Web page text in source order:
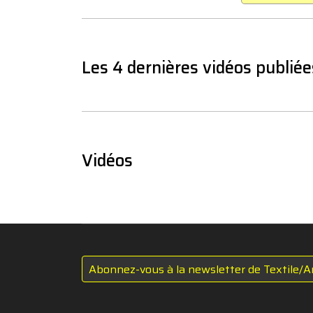
Les 4 dernières vidéos
Vidéos
Abonnez-vous à la newsletter de Textile/